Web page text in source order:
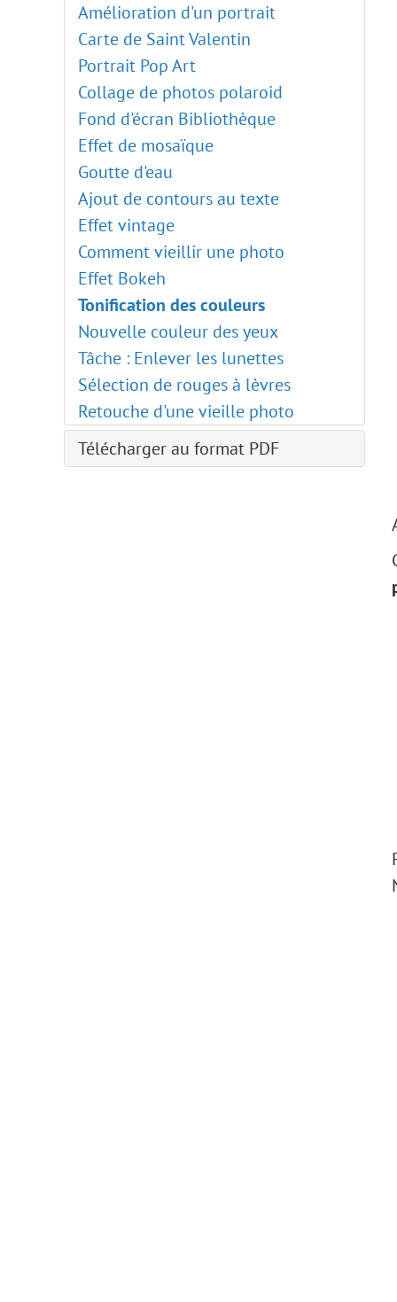
Plugin Points
Plugin Enhancer
Plugin Neon
Plugin NatureArt
Plugin LightShop
Plugin HDRFactory
Plugin AirBrush
Options d'alignement
Réglage Noir et blanc
Réglage Seuil
Réglage Négatif
Teinte/Saturation
Luminosité/Contraste
Réglage Courbes
Réglage Niveaux
Redimensionner une image
Filtres AI
Installation sur Windows
Amélioration d'un portrait
Carte de Saint Valentin
Portrait Pop Art
Collage de photos polaroid
Fond d'écran Bibliothèque
Effet de mosaïque
Goutte d'eau
Ajout de contours au texte
Effet vintage
Comment vieillir une photo
Effet Bokeh
Tonification des couleurs
Nouvelle couleur des yeux
Tâche : Enlever les lunettes
Sélection de rouges à lèvres
Retouche d'une vieille photo
Télécharger au format PDF